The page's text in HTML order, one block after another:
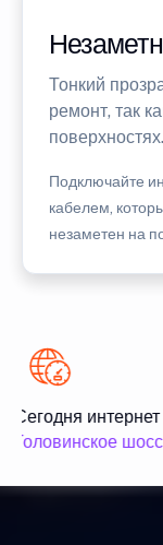
Тонкий
ремонт, так
поверхностях.
Подключайте
кабелем,
незаметен на
Сегодня
Головинское